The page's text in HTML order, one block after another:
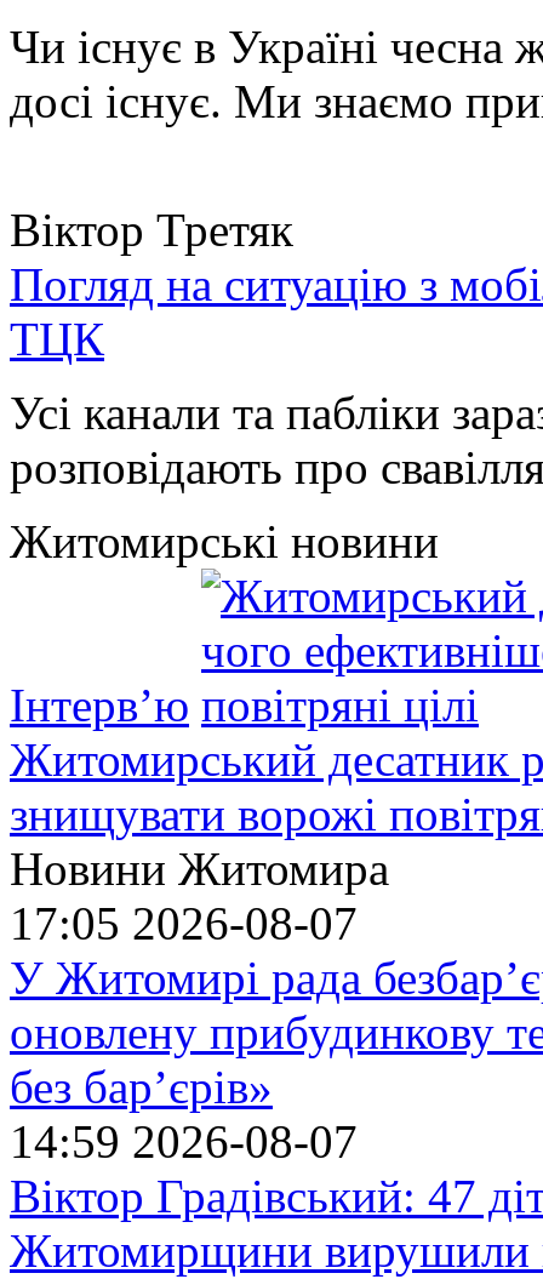
Чи існує в Україні чесна
досі існує. Ми знаємо
Віктор Третяк
Погляд на ситуацію з
ТЦК
Усі канали та пабліки
розповідають про
Житомирські новини
Інтерв’ю
Житомирський десатник
знищувати ворожі
Новини Житомира
17:05 2026-08-07
У Житомирі рада
оновлену прибудинкову
без бар’єрів»
14:59 2026-08-07
Віктор Градівський: 47
Житомирщини вирушили